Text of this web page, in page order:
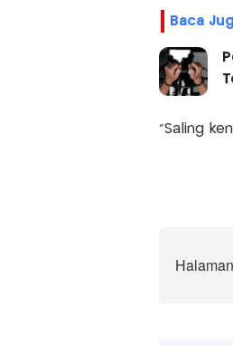
Baca
“Saling